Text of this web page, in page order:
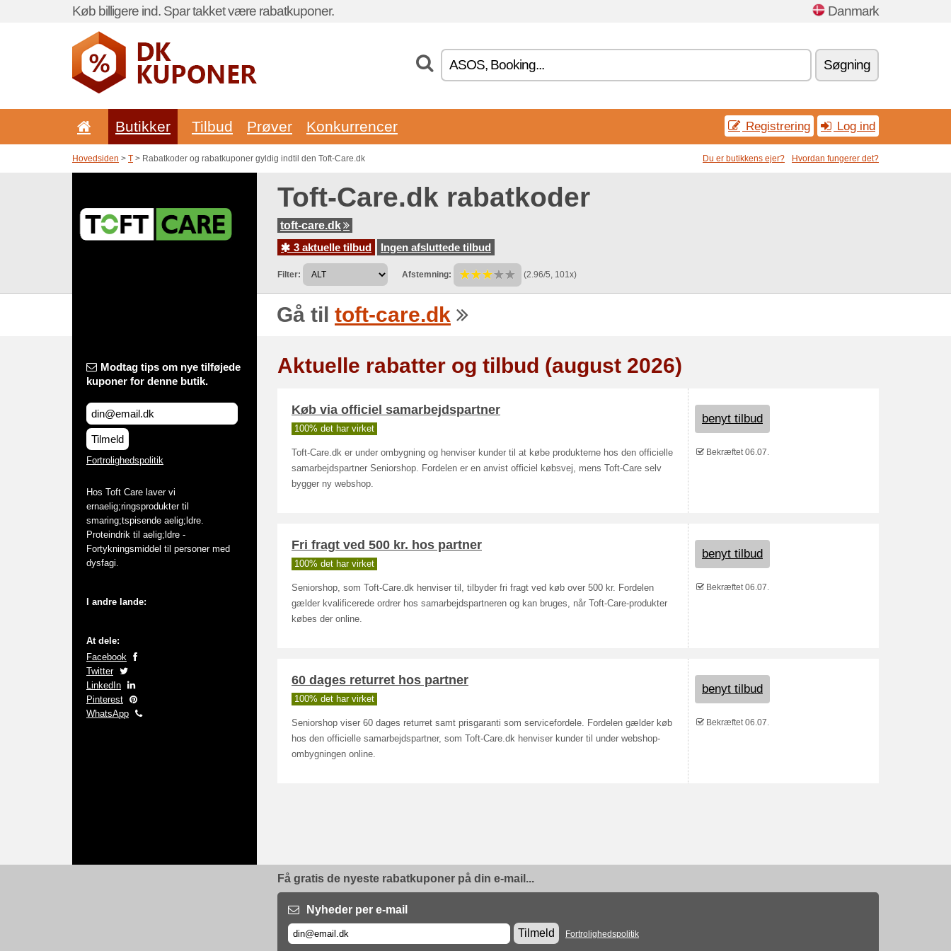
Køb billigere ind. Spar takket være rabatkuponer. Danmark
Søgning
Butikker Tilbud Prøver Konkurrencer Registrering Log ind
Hovedsiden > T > Rabatkoder og rabatkuponer gyldig indtil den Toft-Care.dk Du er butikkens ejer? Hvordan fungerer det?
Toft-Care.dk rabatkoder
toft-care.dk
3 aktuelle tilbud
Ingen afsluttede tilbud
Filter: Afstemning: (2.96/5, 101x)
Gå til toft-care.dk
Modtag tips om nye tilføjede
kuponer for denne butik.
Tilmeld
Fortrolighedspolitik
Hos Toft Care laver vi
ernaelig;ringsprodukter til
smaring;tspisende aelig;ldre.
Proteindrik til aelig;ldre -
Fortykningsmiddel til personer med
dysfagi.
I andre lande:
At dele:
Facebook
Twitter
LinkedIn
Pinterest
WhatsApp
Aktuelle rabatter og tilbud (august 2026)
Køb via officiel samarbejdspartner
100% det har virket
Toft-Care.dk er under ombygning og henviser kunder til at købe produkterne hos den officielle
samarbejdspartner Seniorshop. Fordelen er en anvist officiel købsvej, mens Toft-Care selv
bygger ny webshop.
benyt tilbud
Bekræftet 06.07.
Fri fragt ved 500 kr. hos partner
100% det har virket
Seniorshop, som Toft-Care.dk henviser til, tilbyder fri fragt ved køb over 500 kr. Fordelen
gælder kvalificerede ordrer hos samarbejdspartneren og kan bruges, når Toft-Care-produkter
købes der online.
benyt tilbud
Bekræftet 06.07.
60 dages returret hos partner
100% det har virket
Seniorshop viser 60 dages returret samt prisgaranti som servicefordele. Fordelen gælder køb
hos den officielle samarbejdspartner, som Toft-Care.dk henviser kunder til under webshop-
ombygningen online.
benyt tilbud
Bekræftet 06.07.
Få gratis de nyeste rabatkuponer på din e-mail...
Nyheder per e-mail
Tilmeld
Fortrolighedspolitik